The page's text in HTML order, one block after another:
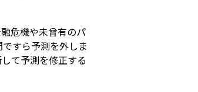
危機や未曾有のパ
すら予測を外しま
て予測を修正する